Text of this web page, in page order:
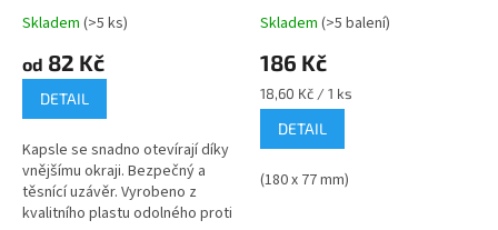
Skladem (>5 ks)
od 82 Kč
DETAIL
Kapsle se snadno otevírají díky
vnějšímu okraji. Bezpečný a
těsnící uzávěr. Vyrobeno z
kvalitního plastu odolného proti
Skladem (>5 balení)
186 Kč
Měrná
cena:
18,60 Kč / 1 ks
DETAIL
(180 x 77 mm)